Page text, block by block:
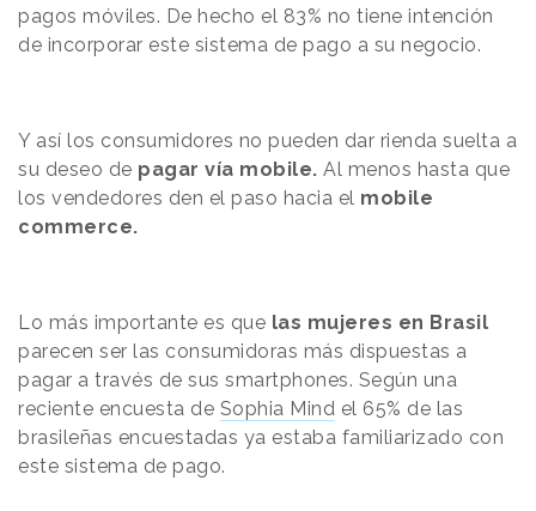
pagos móviles. De hecho el 83% no tiene intención
de incorporar este sistema de pago a su negocio.
Y así los consumidores no pueden dar rienda suelta a
su deseo de pagar vía mobile. Al menos hasta que
los vendedores den el paso hacia el mobile
commerce.
Lo más importante es que las mujeres en Brasil
parecen ser las consumidoras más dispuestas a
pagar a través de sus smartphones. Según una
reciente encuesta de Sophia Mind el 65% de las
brasileñas encuestadas ya estaba familiarizado con
este sistema de pago.